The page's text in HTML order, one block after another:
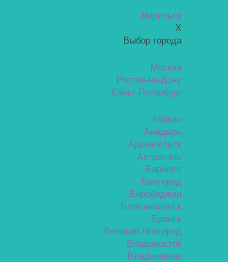
Норильск
X
Выбор города
Москва
Ростов-на-Дону
Санкт-Петербург
Абакан
Анадырь
Архангельск
Астрахань
Барнаул
Белгород
Биробиджан
Благовещенск
Брянск
Великий Новгород
Владивосток
Владикавказ